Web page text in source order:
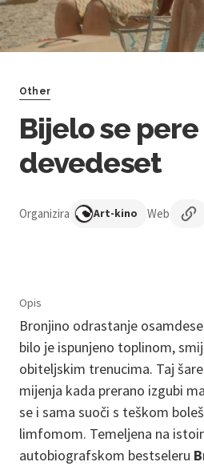
Other
Bijelo se pere
devedeset
Organizira Art-kino Web
Opis
Bronjino odrastanje
bilo je ispunjeno toplinom,
obiteljskim trenucima. Taj
mijenja kada prerano izgubi
se i sama suoči s teškom
limfomom. Temeljena na
autobiografskom bestseleru